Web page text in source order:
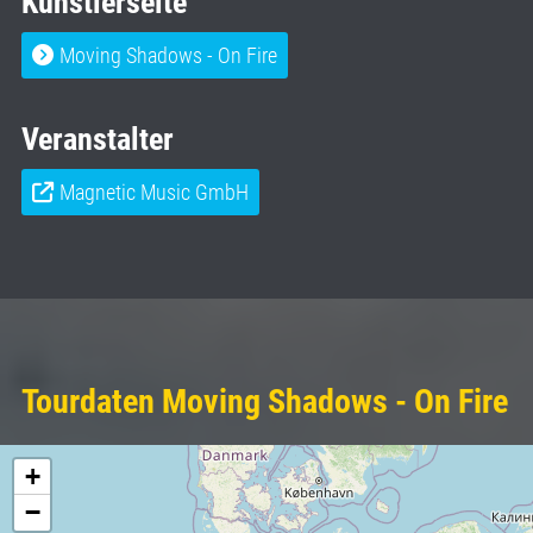
Moving Shadows - On Fire
Veranstalter
Magnetic Music GmbH
Tourdaten Moving Shadows - On Fire
+
−